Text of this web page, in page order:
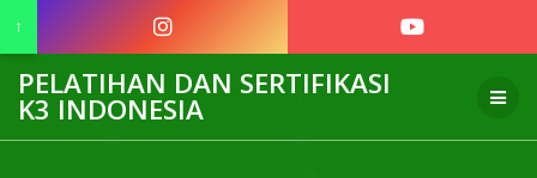
to
PELATIHAN DAN SERTIFIKASI
K3 INDONESIA
↑